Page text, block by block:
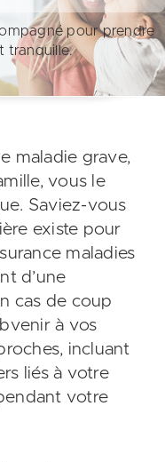
pour prendre
tranquille.
maladie grave,
vous le
Saviez-vous
existe pour
maladies
d’une
cas de coup
à vos
incluant
liés à votre
votre